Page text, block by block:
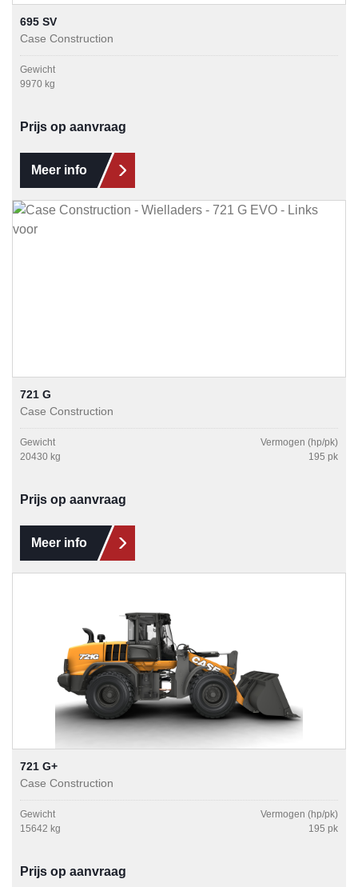
695 SV
Case Construction
Gewicht
9970 kg
Prijs op aanvraag
Meer info
721 G
Case Construction
Gewicht
20430 kg
Vermogen (hp/pk)
195 pk
Prijs op aanvraag
Meer info
721 G+
Case Construction
Gewicht
15642 kg
Vermogen (hp/pk)
195 pk
Prijs op aanvraag